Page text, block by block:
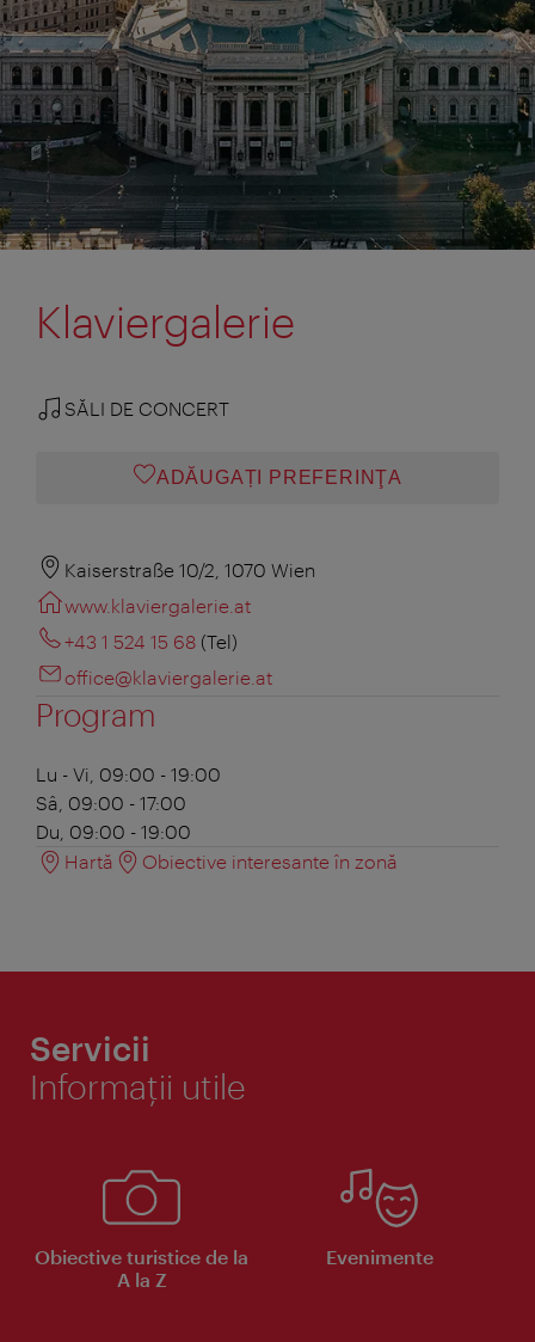
Klaviergalerie
SĂLI DE CONCERT
ADĂUGAȚI PREFERINŢA
Kaiserstraße 10/2, 1070 Wien
www.klaviergalerie.at
+43 1 524 15 68 (Tel)
office@klaviergalerie.at
Program
Lu - Vi, 09:00 - 19:00
Sâ, 09:00 - 17:00
Du, 09:00 - 19:00
Hartă
Obiective interesante în zonă
Servicii
Informaţii utile
Obiective turistice de la
A la Z
Evenimente